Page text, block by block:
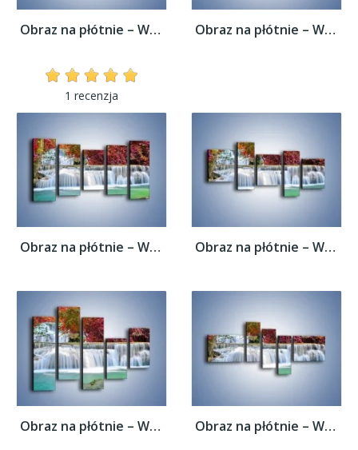
Obraz na płótnie – Wodospad wśród...
1 recenzja
Obraz na płótnie – Wodospad wśród...
Obraz na płótnie – Wodospad wśród... Obraz na płótnie – Wodospad wśród...
Obraz na płótnie – Wodospad wśród... Obraz na płótnie – Wodospad wśród...